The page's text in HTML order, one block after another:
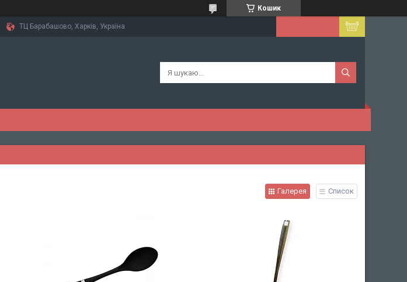
Кошик
ТЦ Барабашово, Харків, Україна
Галерея Список